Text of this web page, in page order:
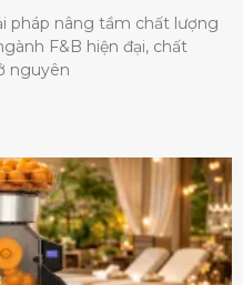
pháp nâng tầm chất lượng
F&B hiện đại, chất
nguyên